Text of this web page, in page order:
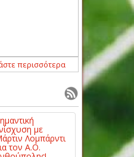
Ατρόμητο Αγίων Αναργύρων ο
περισσότερα
με
Λομπάρντι
τον Α.Ο.